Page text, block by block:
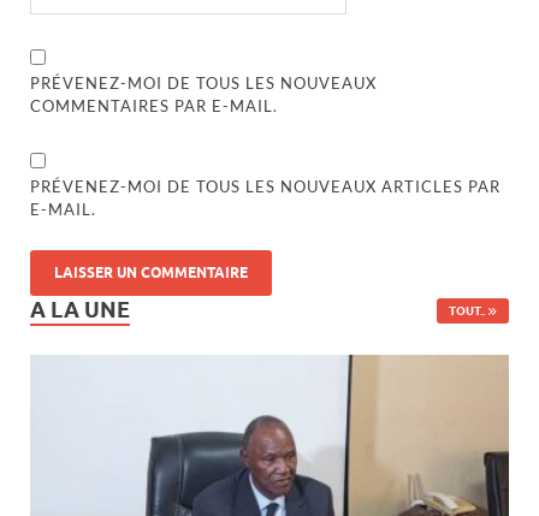
PRÉVENEZ-MOI DE TOUS LES NOUVEAUX
COMMENTAIRES PAR E-MAIL.
PRÉVENEZ-MOI DE TOUS LES NOUVEAUX ARTICLES PAR
E-MAIL.
A LA UNE TOUT..